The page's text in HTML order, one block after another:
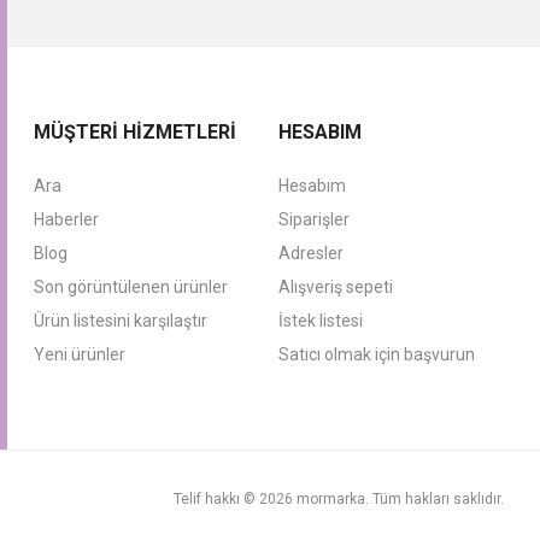
MÜŞTERI HIZMETLERI
Ara
Haberler
Blog
Son görüntülenen ürünler
Ürün listesini karşılaştır
Yeni ürünler
HESABIM
Hesabım
Siparişler
Adresler
Alışveriş sepeti
İstek listesi
Satıcı olmak için başvurun
Telif hakkı © 2026 mormarka. Tüm hakları saklıdır.